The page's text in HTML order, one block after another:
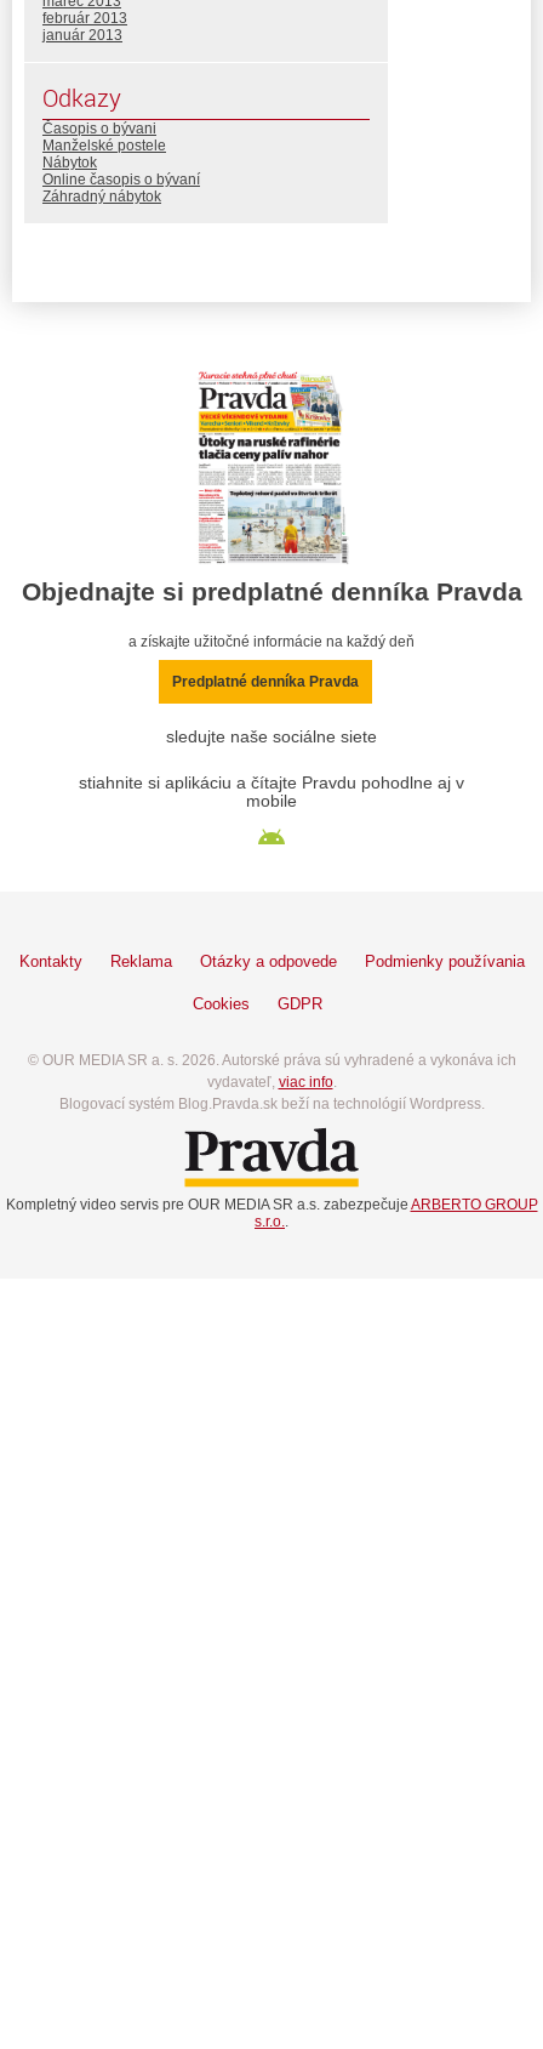
február 2013
január 2013
Odkazy
Časopis o bývani
Manželské postele
Nábytok
Online časopis o bývaní
Záhradný nábytok
Objednajte si predplatné denníka Pravda
a získajte užitočné informácie na každý deň
Predplatné denníka Pravda
sledujte naše sociálne siete
stiahnite si aplikáciu a čítajte Pravdu pohodlne aj v
mobile
Kontakty Reklama Otázky a odpovede Podmienky používania
Cookies GDPR
© OUR MEDIA SR a. s. 2026. Autorské práva sú vyhradené a vykonáva ich
vydavateľ, viac info.
Blogovací systém Blog.Pravda.sk beží na technológií Wordpress.
Kompletný video servis pre OUR MEDIA SR a.s. zabezpečuje ARBERTO GROUP
s.r.o..